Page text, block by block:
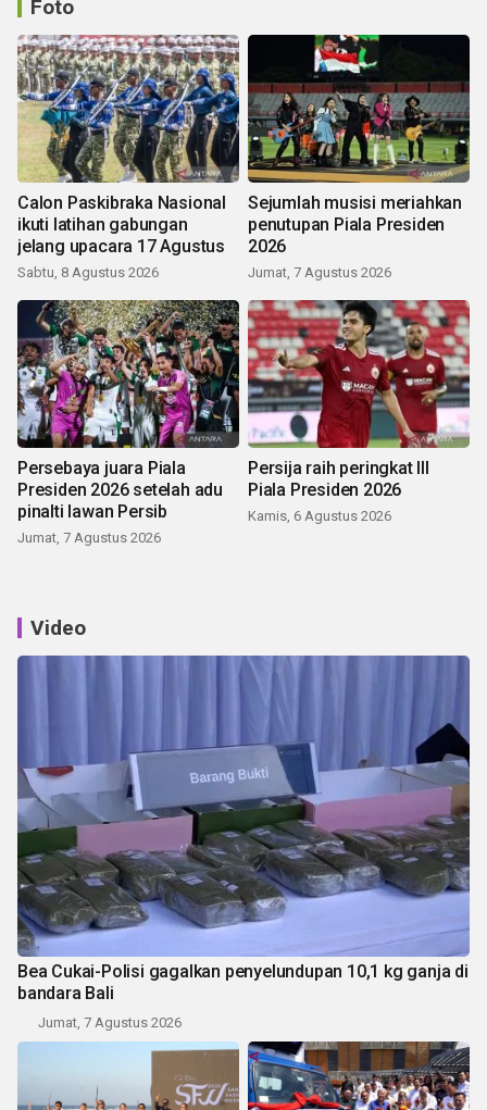
Foto
Calon Paskibraka Nasional
ikuti latihan gabungan
jelang upacara 17 Agustus
Sabtu, 8 Agustus 2026
Sejumlah musisi meriahkan
penutupan Piala Presiden
2026
Jumat, 7 Agustus 2026
Persebaya juara Piala
Presiden 2026 setelah adu
pinalti lawan Persib
Jumat, 7 Agustus 2026
Persija raih peringkat III
Piala Presiden 2026
Kamis, 6 Agustus 2026
Video
Bea Cukai-Polisi gagalkan penyelundupan 10,1 kg ganja di
bandara Bali
Jumat, 7 Agustus 2026